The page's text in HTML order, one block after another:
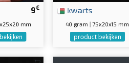
9€
mm
kwarts
40 gram | 75x20x15 mm
product bekijken